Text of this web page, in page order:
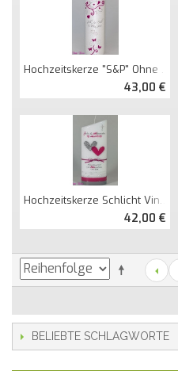
Hochzeitskerze "S&P" Ohne Kreuz Perlmutt
43,00 €
Hochzeitskerze Schlicht Vintage Mit Spruch
42,00 €
BELIEBTE SCHLAGWORTE